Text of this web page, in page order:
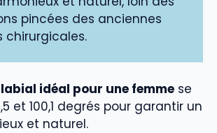
pincées des anciennes
chirurgicales.
idéal pour une femme se
et 100,1 degrés pour garantir un
et naturel.